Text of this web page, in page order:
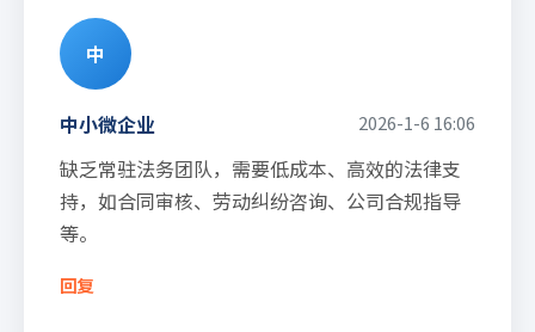
中
中小微企业 2026-1-6 16:06
缺乏常驻法务团队，需要低成本、高效的法律支
持，如合同审核、劳动纠纷咨询、公司合规指导
等。
回复